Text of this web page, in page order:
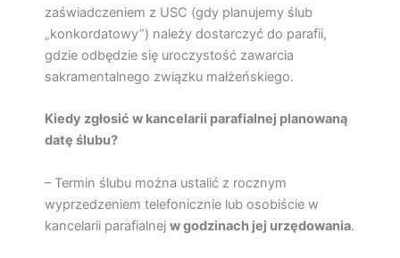
zaświadczeniem z USC (gdy planujemy ślub
„konkordatowy”) należy dostarczyć do parafii,
gdzie odbędzie się uroczystość zawarcia
sakramentalnego związku małżeńskiego.
Kiedy zgłosić w kancelarii parafialnej planowaną
datę ślubu?
– Termin ślubu można ustalić z rocznym
wyprzedzeniem telefonicznie lub osobiście w
kancelarii parafialnej w godzinach jej urzędowania.